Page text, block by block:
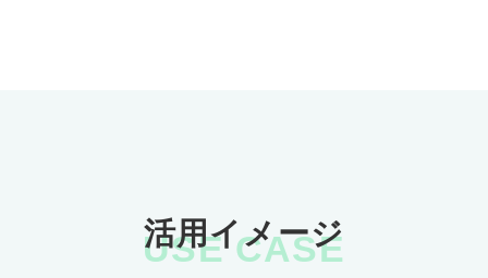
USE CASE
活用イメージ